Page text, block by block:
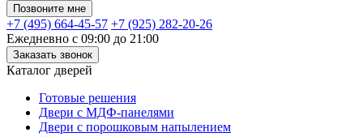
Позвоните мне
+7 (495) 664-45-57 +7 (925) 282-20-26
Ежедневно с 09:00 до 21:00
Заказать звонок
Каталог дверей
Готовые решения
Двери с МДФ-панелями
Двери с порошковым напылением